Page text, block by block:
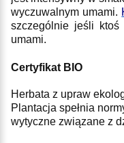
wyczuwalnym umami.
szczególnie jeśli
umami.
Certyfikat BIO
Herbata z upraw
Plantacja spełnia
wytyczne związane z